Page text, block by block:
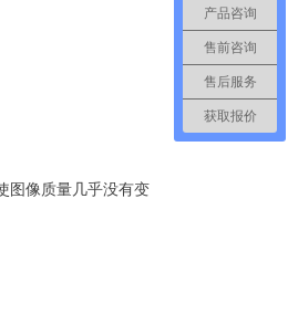
图像质量几乎没有变
产品咨询
售前咨询
售后服务
获取报价